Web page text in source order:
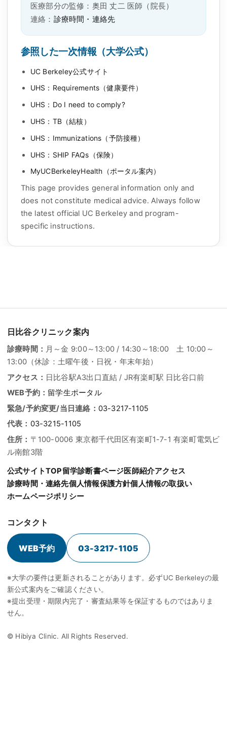
医療部分の監修：奥田 丈二 医師（院長）
連絡： 診療時間・連絡先
参照した一次情報（大学公式）
UC Berkeley公式サイト
UHS：Requirements（健康要件）
UHS：Do I need to comply?
UHS：TB（結核）
UHS：Immunizations（予防接種）
UHS：SHIP FAQs（保険）
MyUCBerkeleyHealth（ポータル案内）
This page provides general information only and
does not constitute medical advice. Always follow
the latest official UC Berkeley and program-
specific instructions.
日比谷クリニック案内
診療時間： 月～金 9:00～13:00 / 14:30～18:00 土 10:00～
13:00（休診：土曜午後・日祝・年末年始）
アクセス： 日比谷駅A3出口直結 / JR有楽町駅 日比谷口前
WEB予約： 留学生ポータル
緊急/予約変更/当日連絡： 03-3217-1105
代表： 03-3215-1105
住所： 〒100-0006 東京都千代田区有楽町1-7-1 有楽町電気ビ
ル南館3階
公式サイトTOP留学診断書ページ医師紹介アクセス
診療時間・連絡先個人情報保護方針個人情報の取扱い
ホームページポリシー
コンタクト
WEB予約 03-3217-1105
※大学の要件は更新されることがあります。必ずUC Berkeleyの最
新公式案内をご確認ください。
※提出受理・期限内完了・審査結果等を保証するものではありま
せん。
© Hibiya Clinic. All Rights Reserved.